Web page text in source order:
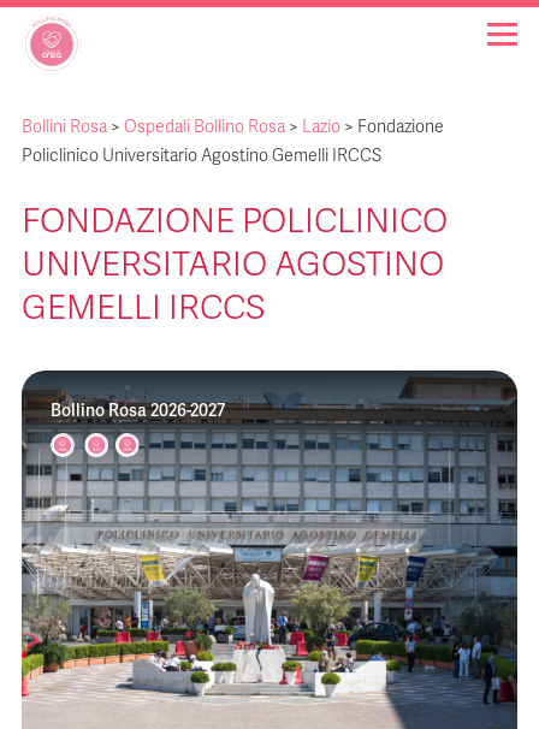
OSPEDALI BOLLINO ROSA
INIZIATIVE
NOTIZIE
FAQ
CHI SIAMO
Bollini Rosa > Ospedali Bollino Rosa > Lazio > Fondazione
Policlinico Universitario Agostino Gemelli IRCCS
FONDAZIONE POLICLINICO
UNIVERSITARIO AGOSTINO
GEMELLI IRCCS
Bollino Rosa 2026-2027